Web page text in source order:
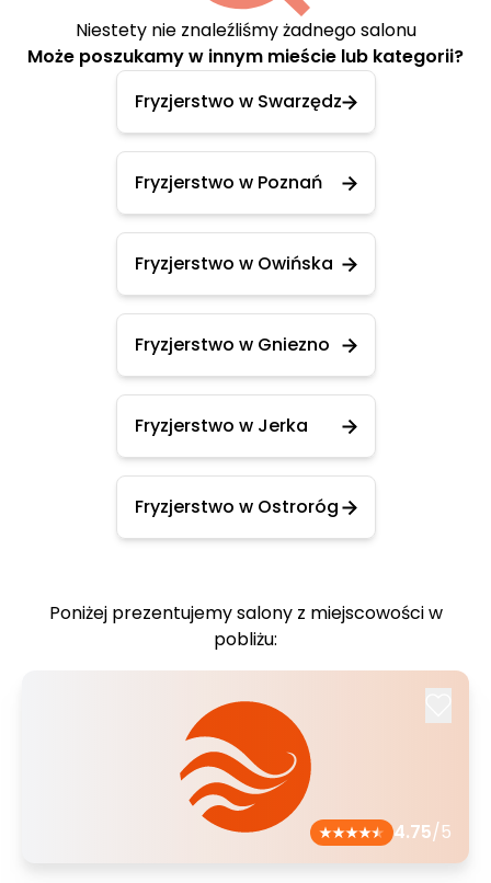
Niestety nie znaleźliśmy żadnego salonu
Może poszukamy w innym mieście lub kategorii?
Fryzjerstwo w Swarzędz
Fryzjerstwo w Poznań
Fryzjerstwo w Owińska
Fryzjerstwo w Gniezno
Fryzjerstwo w Jerka
Fryzjerstwo w Ostroróg
Poniżej prezentujemy salony z miejscowości w
pobliżu:
4.75/5